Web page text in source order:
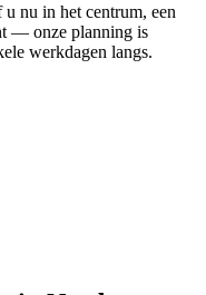
nu in het centrum, een
— onze planning is
werkdagen langs.